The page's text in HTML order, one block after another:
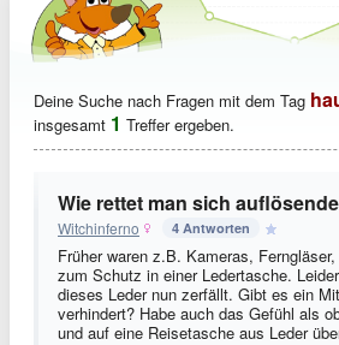
Deine Suche nach Fragen mit dem Tag
insgesamt 1 Treffer ergeben.
Wie rettet man sich
Witchinferno 4 Antworten
Früher waren z.B. Kameras,
zum Schutz in einer Ledertasche.
dieses Leder nun zerfällt. Gibt es ein
verhindert? Habe auch das Gefühl als
und auf eine Reisetasche aus Leder